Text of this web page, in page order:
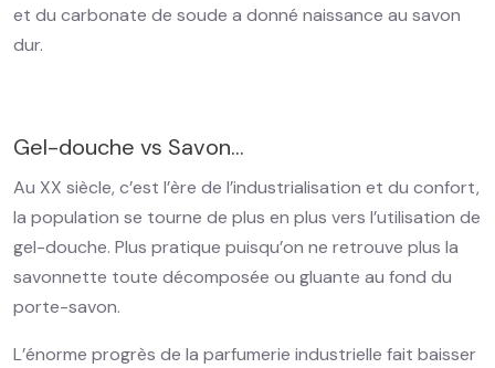
et du carbonate de soude a donné naissance au savon
dur.
Gel-douche vs Savon…
Au XX siècle, c’est l’ère de l’industrialisation et du confort,
la population se tourne de plus en plus vers l’utilisation de
gel-douche. Plus pratique puisqu’on ne retrouve plus la
savonnette toute décomposée ou gluante au fond du
porte-savon.
L’énorme progrès de la parfumerie industrielle fait baisser